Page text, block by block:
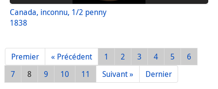
Canada, inconnu, 1/2 penny
1838
Premier « Précédent 1 2 3 4 5
6
7
8 9 10 11 Suivant » Dernier